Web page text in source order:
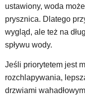
ustawiony, woda
prysznica. Dlatego
wygląd, ale też na
spływu wody.
Jeśli priorytetem jest
rozchlapywania,
drzwiami